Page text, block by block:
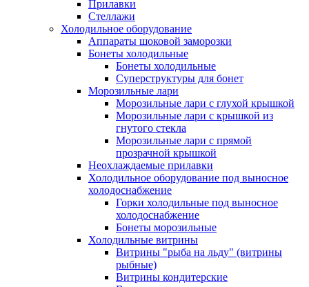
Прилавки
Стеллажи
Холодильное оборудование
Аппараты шоковой заморозки
Бонеты холодильные
Бонеты холодильные
Суперструктуры для бонет
Морозильные лари
Морозильные лари с глухой крышкой
Морозильные лари с крышкой из
гнутого стекла
Морозильные лари с прямой
прозрачной крышкой
Неохлаждаемые прилавки
Холодильное оборудование под выносное
холодоснабжение
Горки холодильные под выносное
холодоснабжение
Бонеты морозильные
Холодильные витрины
Витрины "рыба на льду" (витрины
рыбные)
Витрины кондитерские